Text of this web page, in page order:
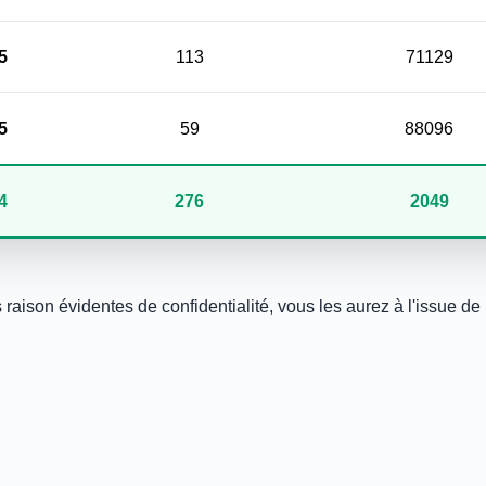
113 71129
59 88096
276 2049
évidentes de confidentialité, vous les aurez à l'issue